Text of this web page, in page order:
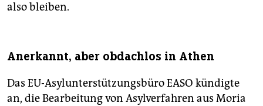
also bleiben.
Anerkannt, aber obdachlos in Athen
Das EU-Asylunterstützungsbüro EASO kündigte
an, die Bearbeitung von Asylverfahren aus Moria